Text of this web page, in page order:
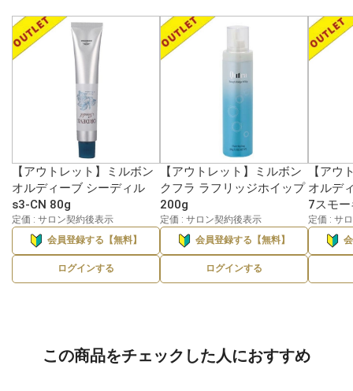
【アウトレット】ミルボン
オルディーブ シーディル
s3-CN 80g
定価 : サロン契約後表示
会員登録する【無料】
ログインする
【アウトレット】ミルボン
クフラ ラフリッジホイップ
200g
定価 : サロン契約後表示
会員登録する【無料】
ログインする
【アウ
オルデ
7スモ
定価 : サ
この商品をチェックした人におすすめ